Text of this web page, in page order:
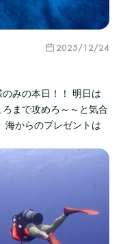
2025/12/24
みの本日！！ 明日は
まで攻めろ～～と気合
海からのプレゼントは